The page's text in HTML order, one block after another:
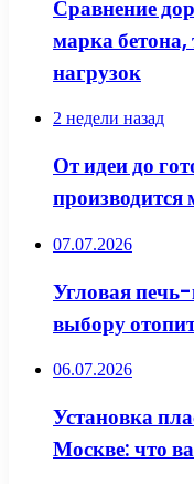
Сравнение
марка
нагрузок
2 недели назад
От идеи до
производится
07.07.2026
Угловая
выбору
06.07.2026
Установка
Москве: что